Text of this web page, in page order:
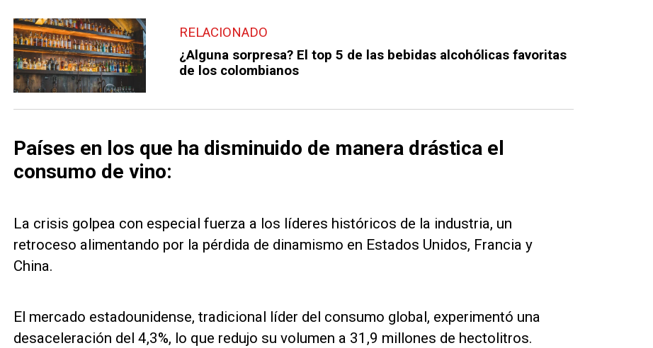
RELACIONADO
¿Alguna sorpresa? El top 5 de las bebidas alcohólicas favoritas
de los colombianos
Países en los que ha disminuido de manera drástica el
consumo de vino:
La crisis golpea con especial fuerza a los líderes históricos de la industria, un
retroceso alimentando por la pérdida de dinamismo en Estados Unidos, Francia y
China.
El mercado estadounidense, tradicional líder del consumo global, experimentó una
desaceleración del 4,3%, lo que redujo su volumen a 31,9 millones de hectolitros.